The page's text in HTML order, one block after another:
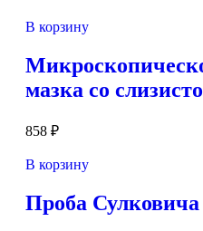
В корзину
мазка со
858 ₽
В корзину
Проба Сулковича